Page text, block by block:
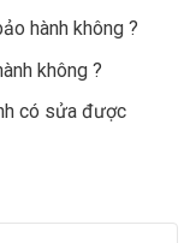
hành không ?
không ?
có sửa được